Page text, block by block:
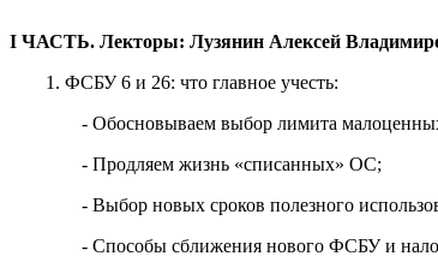
I ЧАСТЬ. Лекторы: Лузянин Алексей
1. ФСБУ 6 и 26: что главное учесть:
- Обосновываем выбор лимита
- Продляем жизнь «списанных» ОС;
- Выбор новых сроков полезного
- Способы сближения нового ФСБУ и